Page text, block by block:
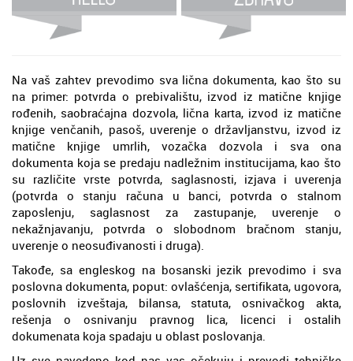
Na vaš zahtev prevodimo sva lična dokumenta, kao što su
na primer: potvrda o prebivalištu, izvod iz matične knjige
rođenih, saobraćajna dozvola, lična karta, izvod iz matične
knjige venčanih, pasoš, uverenje o državljanstvu, izvod iz
matične knjige umrlih, vozačka dozvola i sva ona
dokumenta koja se predaju nadležnim institucijama, kao što
su različite vrste potvrda, saglasnosti, izjava i uverenja
(potvrda o stanju računa u banci, potvrda o stalnom
zaposlenju, saglasnost za zastupanje, uverenje o
nekažnjavanju, potvrda o slobodnom bračnom stanju,
uverenje o neosuđivanosti i druga).
Takođe, sa engleskog na bosanski jezik prevodimo i sva
poslovna dokumenta, poput: ovlašćenja, sertifikata, ugovora,
poslovnih izveštaja, bilansa, statuta, osnivačkog akta,
rešenja o osnivanju pravnog lica, licenci i ostalih
dokumenata koja spadaju u oblast poslovanja.